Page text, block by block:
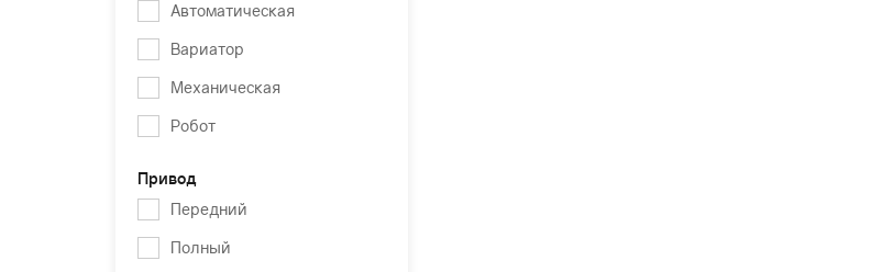
Автоматическая
Вариатор
Механическая
Робот
Привод
Передний
Полный